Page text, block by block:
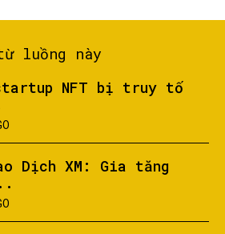
luồng này
NFT bị truy tố
Dịch XM: Gia tăng